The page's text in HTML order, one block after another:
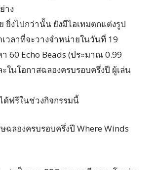
าง
ยิ่งไปกว่านั้น ยังมีไอเทมตกแต่งรูป
วลาที่จะวางจำหน่ายในวันที่ 19
60 Echo Beads (ประมาณ 0.99
ในโอกาสฉลองครบรอบครึ่งปี ผู้เล่น
ด้ฟรีในช่วงกิจกรรมนี้
ฉลองครบรอบครึ่งปี Where Winds